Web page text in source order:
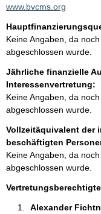
k
i
n
f
o
r
m
a
i
o
n
e
n
www.bvcms.org
Keine Angaben, da
abgeschlossen wurde.
Jährliche finanzielle
Interessenvertretung:
Keine Angaben, da
abgeschlossen wurde.
Vollzeitäquivalent der
beschäftigten
Keine Angaben, da
abgeschlossen wurde.
Alexander